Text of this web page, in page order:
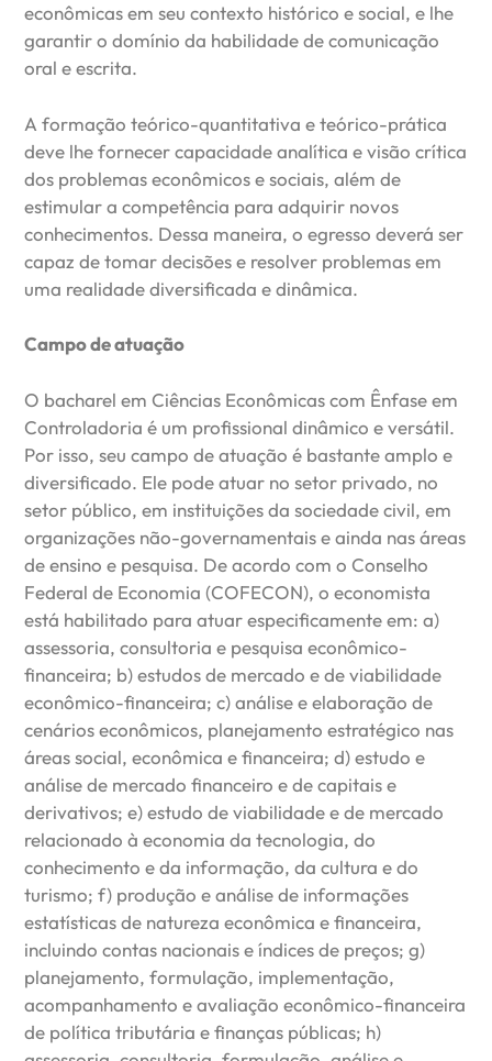
econômicas em seu contexto histórico e social, e lhe
garantir o domínio da habilidade de comunicação
oral e escrita.
A formação teórico-quantitativa e teórico-prática
deve lhe fornecer capacidade analítica e visão crítica
dos problemas econômicos e sociais, além de
estimular a competência para adquirir novos
conhecimentos. Dessa maneira, o egresso deverá ser
capaz de tomar decisões e resolver problemas em
uma realidade diversificada e dinâmica.
Campo de atuação
O bacharel em Ciências Econômicas com Ênfase em
Controladoria é um profissional dinâmico e versátil.
Por isso, seu campo de atuação é bastante amplo e
diversificado. Ele pode atuar no setor privado, no
setor público, em instituições da sociedade civil, em
organizações não-governamentais e ainda nas áreas
de ensino e pesquisa. De acordo com o Conselho
Federal de Economia (COFECON), o economista
está habilitado para atuar especificamente em: a)
assessoria, consultoria e pesquisa econômico-
financeira; b) estudos de mercado e de viabilidade
econômico-financeira; c) análise e elaboração de
cenários econômicos, planejamento estratégico nas
áreas social, econômica e financeira; d) estudo e
análise de mercado financeiro e de capitais e
derivativos; e) estudo de viabilidade e de mercado
relacionado à economia da tecnologia, do
conhecimento e da informação, da cultura e do
turismo; f) produção e análise de informações
estatísticas de natureza econômica e financeira,
incluindo contas nacionais e índices de preços; g)
planejamento, formulação, implementação,
acompanhamento e avaliação econômico-financeira
de política tributária e finanças públicas; h)